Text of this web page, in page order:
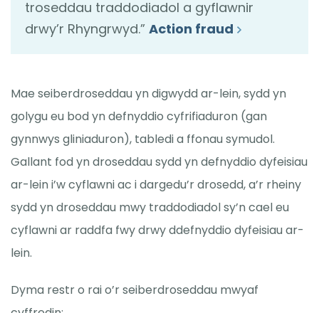
troseddau traddodiadol a gyflawnir
drwy’r Rhyngrwyd.” Action fraud
Mae seiberdroseddau yn digwydd ar-lein, sydd yn
golygu eu bod yn defnyddio cyfrifiaduron (gan
gynnwys gliniaduron), tabledi a ffonau symudol.
Gallant fod yn droseddau sydd yn defnyddio dyfeisiau
ar-lein i’w cyflawni ac i dargedu’r drosedd, a’r rheiny
sydd yn droseddau mwy traddodiadol sy’n cael eu
cyflawni ar raddfa fwy drwy ddefnyddio dyfeisiau ar-
lein.
Dyma restr o rai o’r seiberdroseddau mwyaf